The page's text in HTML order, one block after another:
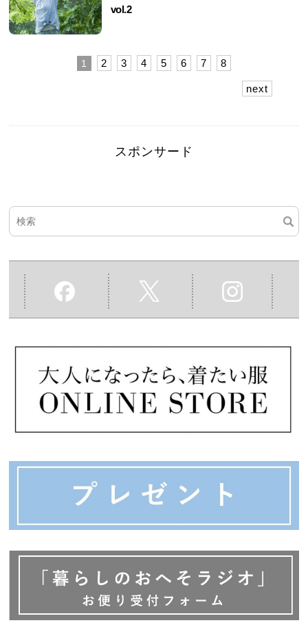
vol.2
1 2 3 4 5 6 7 8
next
スポンサード